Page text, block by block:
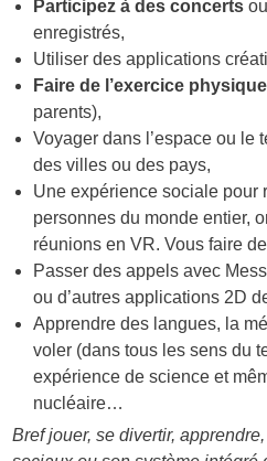
Participez à des concerts
enregistrés,
Utiliser des applications
Faire de l’exercice physique
parents),
Voyager dans l’espace ou le
des villes ou des pays,
Une expérience sociale pour
personnes du monde entier,
réunions en VR. Vous faire
Passer des appels avec
ou d’autres applications 2D
Apprendre des langues, la
voler (dans tous les sens du
expérience de science et
nucléaire…
Bref jouer, se divertir,